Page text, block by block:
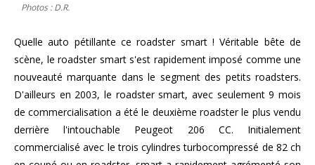
Photos : D.R.
Quelle auto pétillante ce roadster smart ! Véritable bête de
scène, le roadster smart s'est rapidement imposé comme une
nouveauté marquante dans le segment des petits roadsters.
D'ailleurs en 2003, le roadster smart, avec seulement 9 mois
de commercialisation a été le deuxième roadster le plus vendu
derrière l'intouchable Peugeot 206 CC. Initialement
commercialisé avec le trois cylindres turbocompressé de 82 ch